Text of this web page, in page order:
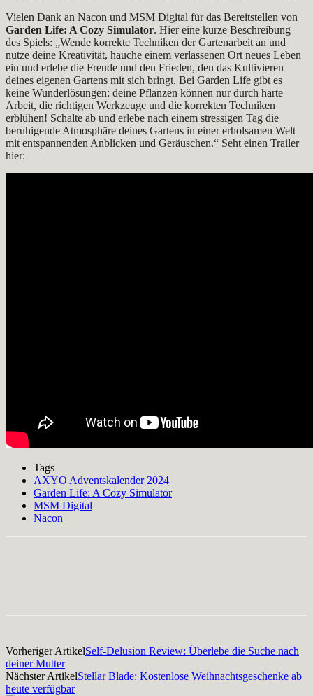
Vielen Dank an Nacon und MSM Digital für das Bereitstellen von
Garden Life: A Cozy Simulator. Hier eine kurze Beschreibung
des Spiels: „Wende korrekte Techniken der Gartenarbeit an und
nutze deine Kreativität, hauche einem verlassenen Ort neues Leben
ein und erlebe die Freude und den Frieden, den das Kultivieren
deines eigenen Gartens mit sich bringt. Bei Garden Life gibt es
keine Wunderlösungen: deine Pflanzen können nur durch harte
Arbeit, die richtigen Werkzeuge und die korrekten Techniken
erblühen! Schalte ab und erlebe nach einem stressigen Tag die
beruhigende Atmosphäre deines Gartens in einer erholsamen Welt
mit entspannenden Anblicken und Geräuschen.“ Seht einen Trailer
hier:
Tags
AXYO Adventskalender 2024
Garden Life: A Cozy Simulator
MSM Digital
Nacon
Vorheriger ArtikelSelf-Delusion Review: Überlebe die Suche nach
deiner Mutter
Nächster ArtikelStellar Blade: Kostenlose Weihnachtsgeschenke ab
heute verfügbar